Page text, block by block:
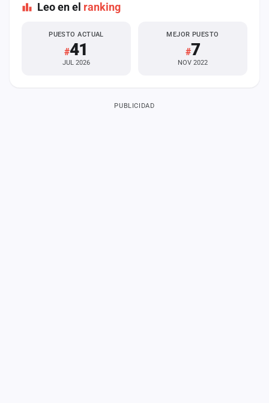
Leo en el ranking
PUESTO ACTUAL
#41
JUL 2026
MEJOR PUESTO
#7
NOV 2022
PUBLICIDAD